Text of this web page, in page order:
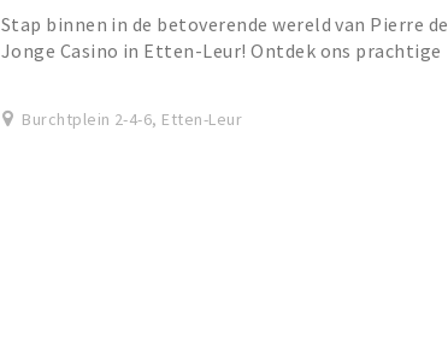
Stap binnen in de betoverende wereld van Pierre de
Jonge Casino in Etten-Leur! Ontdek ons prachtige
Burchtplein 2-4-6, Etten-Leur